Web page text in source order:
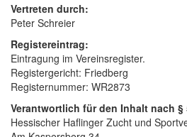
Vertreten durch:
Peter Schreier
Registereintrag:
Eintragung im Vereinsregister.
Registergericht: Friedberg
Registernummer: WR2873
Verantwortlich für den Inhalt nach §
Hessischer Haflinger Zucht und